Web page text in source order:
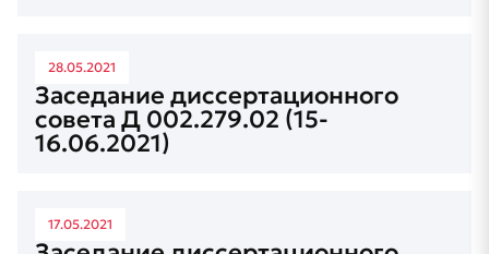
28.05.2021
Заседание диссертационного
совета Д 002.279.02 (15-
16.06.2021)
17.05.2021